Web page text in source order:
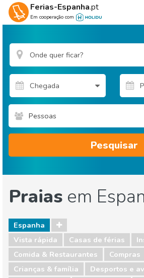
Ferias-Espanha.pt
Em cooperação com
Pessoas
Pesquisar
Praias em
Espanha
Vista rápida
Casas de férias
Comida & Restaurantes
Compras
Crianças & família
Desportos e